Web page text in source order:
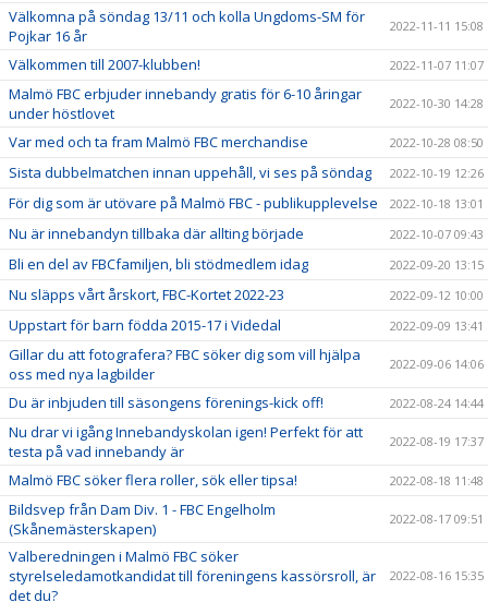
Välkomna på söndag 13/11 och kolla Ungdoms-SM för
Pojkar 16 år
2022-11-11 15:08
Välkommen till 2007-klubben! 2022-11-07 11:07
Malmö FBC erbjuder innebandy gratis för 6-10 åringar
under höstlovet
2022-10-30 14:28
Var med och ta fram Malmö FBC merchandise 2022-10-28 08:50
Sista dubbelmatchen innan uppehåll, vi ses på söndag 2022-10-19 12:26
För dig som är utövare på Malmö FBC - publikupplevelse 2022-10-18 13:01
Nu är innebandyn tillbaka där allting började 2022-10-07 09:43
Bli en del av FBCfamiljen, bli stödmedlem idag 2022-09-20 13:15
Nu släpps vårt årskort, FBC-Kortet 2022-23 2022-09-12 10:00
Uppstart för barn födda 2015-17 i Videdal 2022-09-09 13:41
Gillar du att fotografera? FBC söker dig som vill hjälpa
oss med nya lagbilder
2022-09-06 14:06
Du är inbjuden till säsongens förenings-kick off! 2022-08-24 14:44
Nu drar vi igång Innebandyskolan igen! Perfekt för att
testa på vad innebandy är
2022-08-19 17:37
Malmö FBC söker flera roller, sök eller tipsa! 2022-08-18 11:48
Bildsvep från Dam Div. 1 - FBC Engelholm
(Skånemästerskapen)
2022-08-17 09:51
Valberedningen i Malmö FBC söker
styrelseledamotkandidat till föreningens kassörsroll, är
det du?
2022-08-16 15:35